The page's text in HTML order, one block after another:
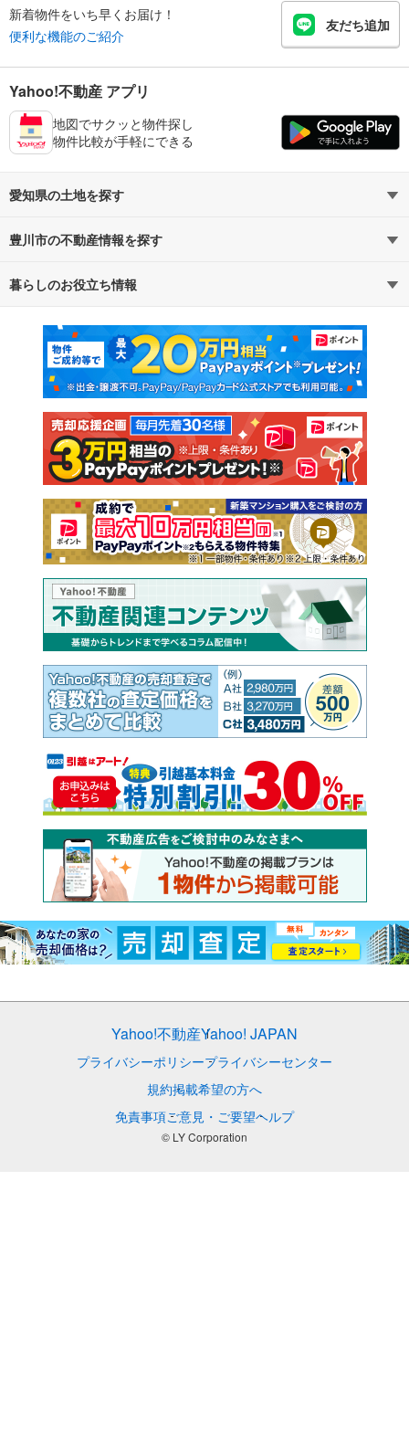
新着物件をいち早くお届け！
便利な機能のご紹介
友だち追加
Yahoo!不動産 アプリ
地図でサクッと物件探し
物件比較が手軽にできる
愛知県の土地を探す
路線・駅から探す
通勤・通学時間から探す
豊川市の不動産情報を探す
不動産・住宅
新築マンション 中古マンション
新築一戸建て 中古一戸建て
注文住宅 土地
売却査定
暮らしのお役立ち情報
マンションカタログ 教えて！住まいの先生
Yahoo!不動産Yahoo! JAPAN
プライバシーポリシープライバシーセンター
規約掲載希望の方へ
免責事項ご意見・ご要望ヘルプ
© LY Corporation